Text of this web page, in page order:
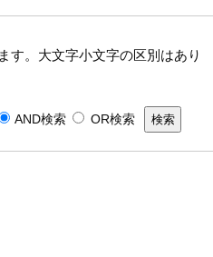
す。大文字小文字の区別はあり
AND検索 OR検索